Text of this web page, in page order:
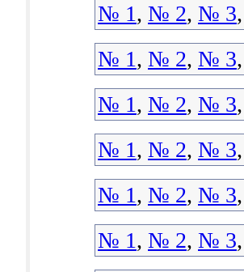
№ 1, № 2, № 3,
№ 1, № 2, № 3,
№ 1, № 2, № 3,
№ 1, № 2, № 3,
№ 1, № 2, № 3,
№ 1, № 2, № 3,